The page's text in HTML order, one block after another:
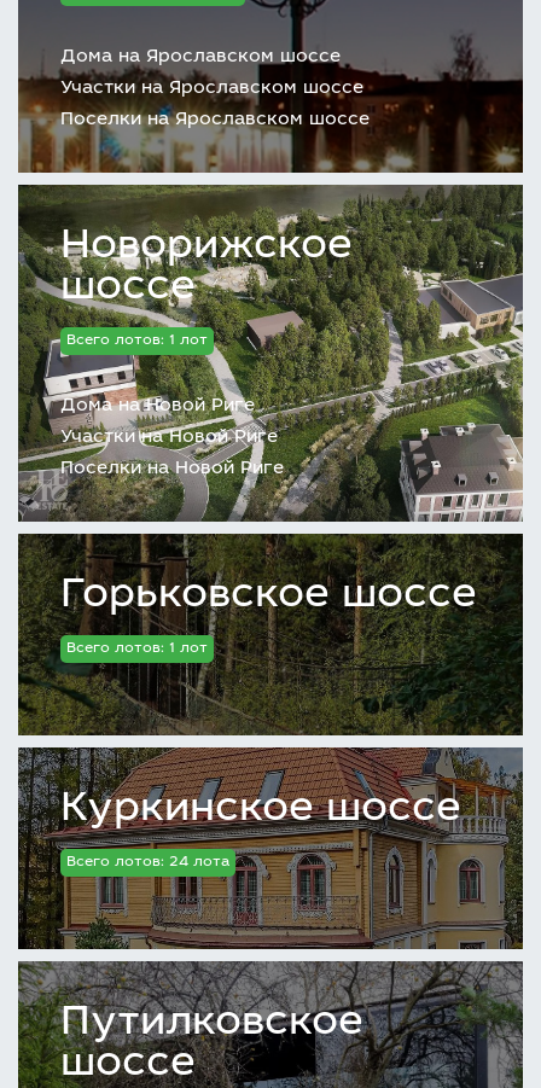
Дома на Ярославском шоссе
Участки на Ярославском шоссе
Поселки на Ярославском шоссе
Новорижское
шоссе
Всего лотов: 1 лот
Дома на Новой Риге
Участки на Новой Риге
Поселки на Новой Риге
Горьковское шоссе
Всего лотов: 1 лот
Куркинское шоссе
Всего лотов: 24 лота
Путилковское
шоссе